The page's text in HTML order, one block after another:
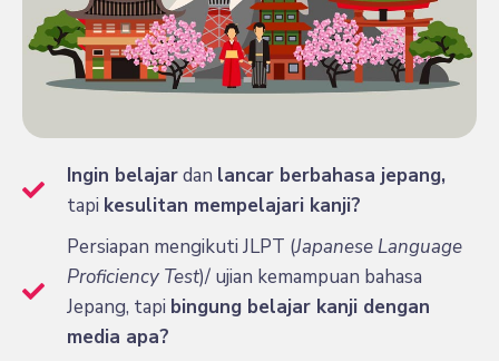
Ingin belajardan lancar berbahasa jepang,
tapi kesulitan mempelajari kanji?
Persiapan mengikuti JLPT (Japanese Language
Proficiency Test)/ ujian kemampuan bahasa
Jepang, tapi bingung belajar kanji dengan
media apa?